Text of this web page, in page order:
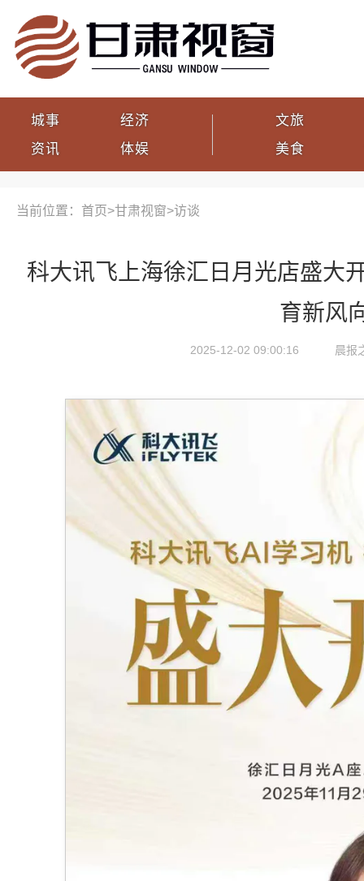
城事
资讯
经济
体娱
文旅
美食
当前位置：首页>甘肃视窗>访谈
科大讯飞上海徐汇日月光店盛大
育新风
2025-12-02 09:00:16 晨报